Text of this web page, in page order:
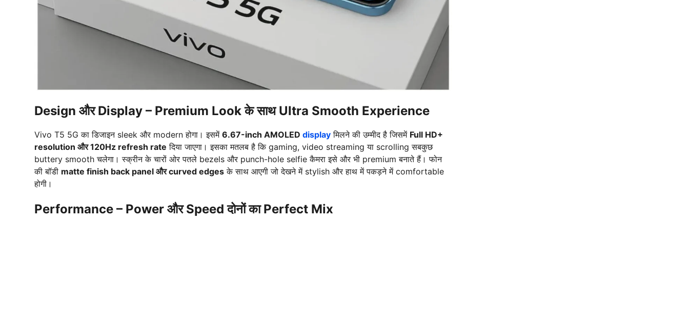
Design और Display – Premium Look के साथ Ultra Smooth Experience
Vivo T5 5G का डिजाइन sleek और modern होगा। इसमें 6.67-inch AMOLED display मिलने की उम्मीद है जिसमें Full HD+
resolution और 120Hz refresh rate दिया जाएगा। इसका मतलब है कि gaming, video streaming या scrolling सबकुछ
buttery smooth चलेगा। स्क्रीन के चारों ओर पतले bezels और punch-hole selfie कैमरा इसे और भी premium बनाते हैं। फोन
की बॉडी matte finish back panel और curved edges के साथ आएगी जो देखने में stylish और हाथ में पकड़ने में comfortable
होगी।
Performance – Power और Speed दोनों का Perfect Mix